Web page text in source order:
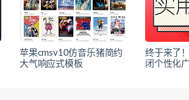
苹果cmsv10仿音乐猪简约
大气响应式模板
终于来了
闭个性化